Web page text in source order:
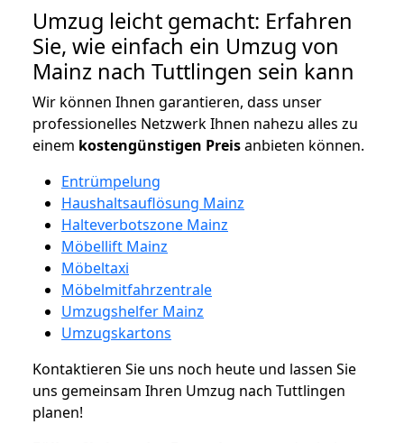
Umzug leicht gemacht: Erfahren
Sie, wie einfach ein Umzug von
Mainz nach Tuttlingen sein kann
Wir können Ihnen garantieren, dass unser
professionelles Netzwerk Ihnen nahezu alles zu
einem kostengünstigen Preisanbieten können.
Entrümpelung
Haushaltsauflösung Mainz
Halteverbotszone Mainz
Möbellift Mainz
Möbeltaxi
Möbelmitfahrzentrale
Umzugshelfer Mainz
Umzugskartons
Kontaktieren Sie uns noch heute und lassen Sie
uns gemeinsam Ihren Umzug nach Tuttlingen
planen!